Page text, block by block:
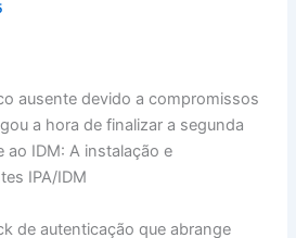
ausente devido a compromissos
a hora de finalizar a segunda
IDM: A instalação e
IPA/IDM
de autenticação que abrange